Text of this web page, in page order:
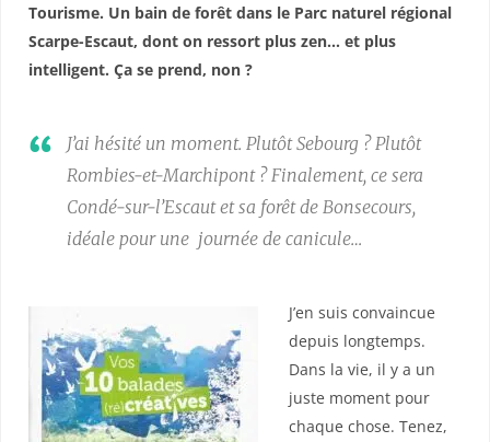
Tourisme. Un bain de forêt dans le Parc naturel régional
Scarpe-Escaut, dont on ressort plus zen… et plus
intelligent. Ça se prend, non ?
J’ai hésité un moment. Plutôt Sebourg ? Plutôt
Rombies-et-Marchipont ? Finalement, ce sera
Condé-sur-l’Escaut et sa forêt de Bonsecours,
idéale pour une journée de canicule…
J’en suis convaincue
depuis longtemps.
Dans la vie, il y a un
juste moment pour
chaque chose. Tenez,